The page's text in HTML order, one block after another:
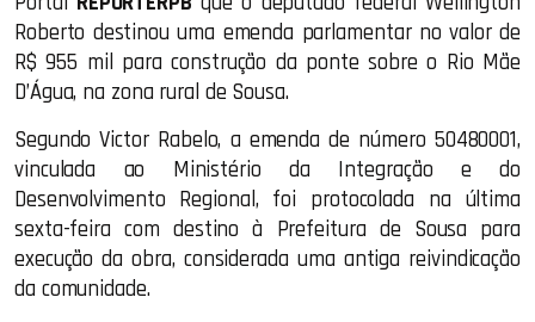
Roberto destinou uma emenda parlamentar no valor de
R$ 955 mil para construção da ponte sobre o Rio Mãe
D’Água, na zona rural de Sousa.
Segundo Victor Rabelo, a emenda de número 50480001,
vinculada ao Ministério da Integração e do
Desenvolvimento Regional, foi protocolada na última
sexta-feira com destino à Prefeitura de Sousa para
execução da obra, considerada uma antiga reivindicação
da comunidade.